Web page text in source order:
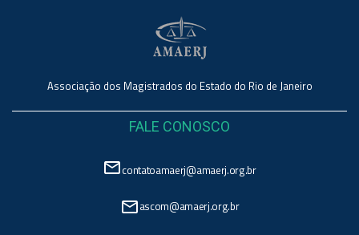
Associação dos Magistrados do Estado do Rio de Janeiro
FALE CONOSCO
mail_outlinecontatoamaerj@amaerj.org.br
mail_outlineascom@amaerj.org.br